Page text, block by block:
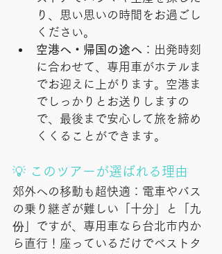
り、思い思いの時間をお過ごし
ください。
空港へ・帰国の途へ ：出発時刻
に合わせて、専用車がホテルま
でお迎えに上がります。空港ま
でしっかりとお送りしますの
で、最後まで安心して旅を締め
くくることができます。
💡 このツアーが選ばれる理由
郊外への移動も超快適：電車やバス
の乗り継ぎが難しい「十分」と「九
份」ですが、専用車なら台北市内か
ら直行！座っているだけでベストタ